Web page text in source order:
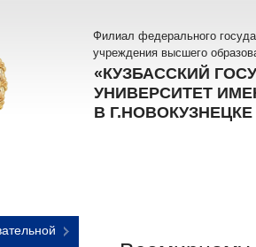
Филиал федерального
учреждения высшего
«КУЗБАССКИЙ
УНИВЕРСИТЕТ
В Г.НОВОКУЗНЕЦКЕ